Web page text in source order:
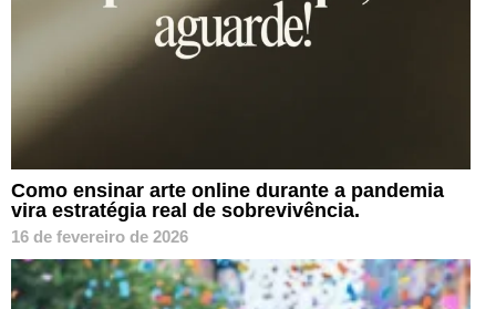
Como ensinar arte online durante a pandemia
vira estratégia real de sobrevivência.
16 de fevereiro de 2026